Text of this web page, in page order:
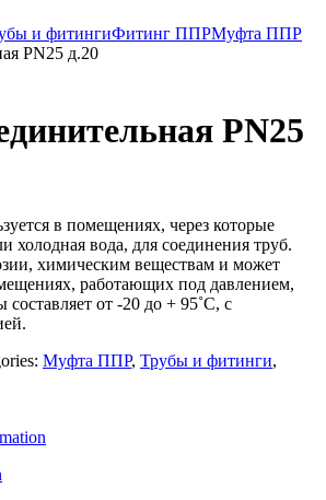
и фитингиФитинг ППРМуфта ППР
PN25 д.20
PN25
в помещениях, через которые
холодная вода, для соединения труб.
химическим веществам и может
работающих под давлением,
составляет от -20 до + 95˚C, с
Муфта ППР, Трубы и фитинги,